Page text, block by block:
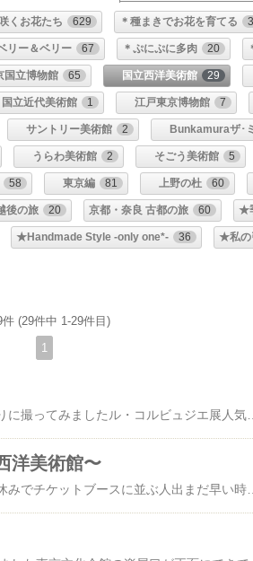
くお花たち 629 ＊種まきでお花を育てる
リー＆ベリー 67 ＊ぷにぷに多肉 20
立博物館 65 国立西洋美術館 29
立近代美術館 1 江戸東京博物館 7
サントリー美術館 2 Bunkamuraザ･
うらわ美術館 2 そごう美術館 5
58 東京編 81 上野の杜 60
後の旅 20 京都・奈良 古都の旅 60 ★
★Handmade Style -only one*- 36 ★私の
件 (29件中 1-29件目)
1
おなじみの国立西洋美術館の大きな立て看久しぶりに撮ってみましたル・コルビュジエ展人気があるようでチケットブースは朝から長蛇の列西洋美術館は彼の建築作品毎回、撮るのが苦手の前庭にある 巨大なブロンズ像ロダン作の「地獄の門」今回はどうにかアップできる程度そんなことはどうでもいいのですがこの彫刻はじっくり観るとすごいです叙事詩、神曲の地獄篇の地獄への入り口絶望の中へと吸い込まれそうです「カレーの市民」これもオーギュスト・ロダン作いつもとは違った角度で撮ってみると頭を抱えた人が今日も暑くなるのか〜なんてこった〜こんな、つぶやきが聞こえてきました私の妄想です^ ^；西洋美術館の前庭の植栽もわさわさとしてきてもっと手入れを良くしてほしいと私の勝手な願望お友だちからトーハク（東京国立博物館）の展覧会のお誘いをいただいてルンルンで行ってきましたその前に西洋美術館で記念撮影でした にほんブログ村応援ありがとうございます
洋美術館〜
ル・コルビュジエ設計の国立西洋美術館にはお盆休みでチケットブースに並ぶ人出まだ早い時間ですが休日にしては少ない方企画展は『ミケランジェロと理想の身体』小学生向きではないのでしょうお子さんの姿が少ない西美でした親子で美術館を楽しむ企画もあって夏休みは美術館がお子さんにとっても身近となりますお得意のカフェすいれんでランチしました企画展が開催されるときの特別メニュー「ミケランジェロと理想の身体」辛めのソースにサラダには香ばしく焼いたパンが入っています1日20食限定のランチメニューというけれどお味は可でもなく不可でもなく西洋美術館のお庭はご存知の通り白いお花がテーマ目の高さで咲く白いサルスベリヒラヒラと可愛いお花です中学生になったばかりかしら良い被写体 ^ - ^ にほんブログ村応援ありがとうございます